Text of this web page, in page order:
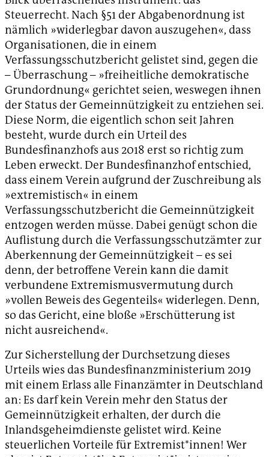
Steuerrecht. Nach §51 der Abgabenordnung ist
nämlich »widerlegbar davon auszugehen«, dass
Organisationen, die in einem
Verfassungsschutzbericht gelistet sind, gegen die
– Überraschung – »freiheitliche demokratische
Grundordnung« gerichtet seien, weswegen ihnen
der Status der Gemeinnützigkeit zu entziehen sei.
Diese Norm, die eigentlich schon seit Jahren
besteht, wurde durch ein Urteil des
Bundesfinanzhofs aus 2018 erst so richtig zum
Leben erweckt. Der Bundesfinanzhof entschied,
dass einem Verein aufgrund der Zuschreibung als
»extremistisch« in einem
Verfassungsschutzbericht die Gemeinnützigkeit
entzogen werden müsse. Dabei genügt schon die
Auflistung durch die Verfassungsschutzämter zur
Aberkennung der Gemeinnützigkeit – es sei
denn, der betroffene Verein kann die damit
verbundene Extremismusvermutung durch
»vollen Beweis des Gegenteils« widerlegen. Denn,
so das Gericht, eine bloße »Erschütterung ist
nicht ausreichend«.
Zur Sicherstellung der Durchsetzung dieses
Urteils wies das Bundesfinanzministerium 2019
mit einem Erlass alle Finanzämter in Deutschland
an: Es darf kein Verein mehr den Status der
Gemeinnützigkeit erhalten, der durch die
Inlandsgeheimdienste gelistet wird. Keine
steuerlichen Vorteile für Extremist*innen! Wer